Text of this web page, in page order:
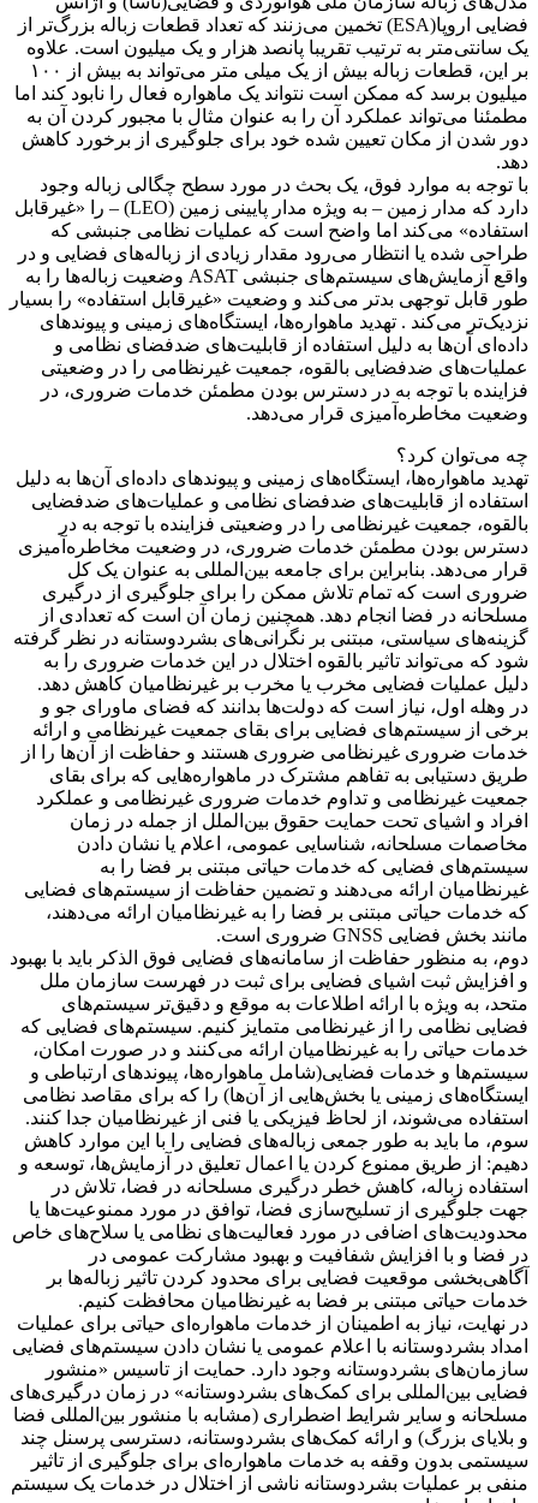
فضایی اروپا(ESA) تخمین می‌زنند که تعداد قطعات زباله بزرگ‌تر از
یک سانتی‌متر به ترتیب تقریبا پانصد هزار و یک میلیون است. علاوه
بر این، قطعات زباله بیش از یک میلی متر می‌تواند به بیش از ۱۰۰
میلیون برسد که ممکن است نتواند یک ماهواره فعال را نابود کند اما
مطمئنا می‌تواند عملکرد آن را به عنوان مثال با مجبور کردن آن به
دور شدن از مکان تعیین شده خود برای جلوگیری از برخورد کاهش
دهد.
با توجه به موارد فوق، یک بحث در مورد سطح چگالی زباله وجود
دارد که مدار زمین – به ویژه مدار پایینی زمین (LEO) – را «غیرقابل
استفاده» می‌کند اما واضح است که عملیات نظامی جنبشی که
طراحی شده یا انتظار می‌رود مقدار زیادی از زباله‌های فضایی و در
واقع آزمایش‌های سیستم‌های جنبشی ASAT وضعیت زباله‌ها را به
طور قابل توجهی بدتر می‌کند و وضعیت «غیرقابل استفاده» را بسیار
نزدیک‌تر می‌کند . تهدید ماهواره‌ها، ایستگاه‌های زمینی و پیوندهای
داده‌ای آن‌ها به دلیل استفاده از قابلیت‌های ضدفضای نظامی و
عملیات‌های ضدفضایی بالقوه، جمعیت غیرنظامی را در وضعیتی
فزاینده با توجه به در دسترس بودن مطمئن خدمات ضروری، در
وضعیت مخاطره‌آمیزی قرار می‌دهد.
چه می‌توان کرد؟
تهدید ماهواره‌ها، ایستگاه‌های زمینی و پیوندهای داده‌ای آن‌ها به دلیل
استفاده از قابلیت‌های ضدفضای نظامی و عملیات‌های ضدفضایی
بالقوه، جمعیت غیرنظامی را در وضعیتی فزاینده با توجه به در
دسترس بودن مطمئن خدمات ضروری، در وضعیت مخاطره‌آمیزی
قرار می‌دهد. بنابراین برای جامعه بین‌المللی به عنوان یک کل
ضروری است که تمام تلاش ممکن را برای جلوگیری از درگیری
مسلحانه در فضا انجام دهد. همچنین زمان آن است که تعدادی از
گزینه‌های سیاستی، مبتنی بر نگرانی‌های بشردوستانه در نظر گرفته
شود که می‌تواند تاثیر بالقوه اختلال در این خدمات ضروری را به
دلیل عملیات فضایی مخرب یا مخرب بر غیرنظامیان کاهش دهد.
در وهله اول، نیاز است که دولت‌ها بدانند که فضای ماورای جو و
برخی از سیستم‌های فضایی برای بقای جمعیت غیرنظامی و ارائه
خدمات ضروری غیرنظامی ضروری هستند و حفاظت از آن‌ها را از
طریق دستیابی به تفاهم مشترک در ماهواره‌هایی که برای بقای
جمعیت غیرنظامی و تداوم خدمات ضروری غیرنظامی و عملکرد
افراد و اشیای تحت حمایت حقوق بین‌الملل از جمله در زمان
مخاصمات مسلحانه، شناسایی عمومی، اعلام یا نشان دادن
سیستم‌های فضایی که خدمات حیاتی مبتنی بر فضا را به
غیرنظامیان ارائه می‌دهند و تضمین حفاظت از سیستم‌های فضایی
که خدمات حیاتی مبتنی بر فضا را به غیرنظامیان ارائه می‌دهند،
مانند بخش فضایی GNSS ضروری است.
دوم، به منظور حفاظت از سامانه‌های فضایی فوق الذکر باید با بهبود
و افزایش ثبت اشیای فضایی برای ثبت در فهرست سازمان ملل
متحد، به ویژه با ارائه اطلاعات به موقع و دقیق‌تر سیستم‌های
فضایی نظامی را از غیرنظامی متمایز کنیم. سیستم‌های فضایی که
خدمات حیاتی را به غیرنظامیان ارائه می‌کنند و در صورت امکان،
سیستم‌ها و خدمات فضایی(شامل ماهواره‌ها، پیوندهای ارتباطی و
ایستگاه‌های زمینی یا بخش‌هایی از آن‌ها) را که برای مقاصد نظامی
استفاده می‌شوند، از لحاظ فیزیکی یا فنی از غیرنظامیان جدا کنند.
سوم، ما باید به طور جمعی زباله‌های فضایی را با این موارد کاهش
دهیم: از طریق ممنوع کردن یا اعمال تعلیق در آزمایش‌ها، توسعه و
استفاده زباله، کاهش خطر درگیری مسلحانه در فضا، تلاش در
جهت جلوگیری از تسلیح‌سازی فضا، توافق در مورد ممنوعیت‌ها یا
محدودیت‌های اضافی در مورد فعالیت‌های نظامی یا سلاح‌های خاص
در فضا و با افزایش شفافیت و بهبود مشارکت عمومی در
آگاهی‌بخشی موقعیت فضایی برای محدود کردن تاثیر زباله‌ها بر
خدمات حیاتی مبتنی بر فضا به غیرنظامیان محافظت کنیم.
در نهایت، نیاز به اطمینان از خدمات ماهواره‌ای حیاتی برای عملیات
امداد بشردوستانه با اعلام عمومی یا نشان دادن سیستم‌های فضایی
سازمان‌های بشردوستانه وجود دارد. حمایت از تاسیس «منشور
فضایی بین‌المللی برای کمک‌های بشردوستانه» در زمان درگیری‌های
مسلحانه و سایر شرایط اضطراری (مشابه با منشور بین‌المللی فضا
و بلایای بزرگ) و ارائه کمک‌های بشردوستانه، دسترسی پرسنل چند
سیستمی بدون وقفه به خدمات ماهواره‌ای برای جلوگیری از تاثیر
منفی بر عملیات بشردوستانه ناشی از اختلال در خدمات یک سیستم